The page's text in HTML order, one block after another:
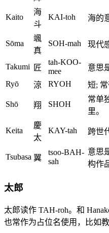
Kaito
海
斗
KAI-toh 海的
Sōma
颯
真
SOH-mah 现代
Takumi 匠
tah-KOO-
mee
意思
Ryō
涼 RYOH 短; 常
Shō 翔 SHOH
常单
里。
Keita
慶
太
KAY-tah 跨世
Tsubasa 翼
tsoo-BAH-
sah
意思
构作
太郎
太郎读作 TAH-roh。和
也常作为占位名使用，比如教